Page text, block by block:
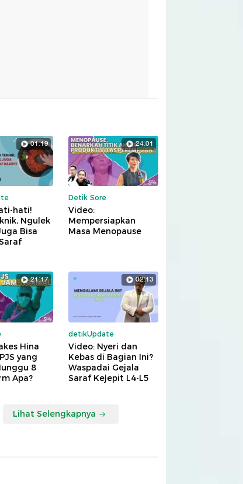
01:19
hati!
Ngulek
Bisa
24:01
Detik Sore
Video:
Mempersiapkan
Masa Menopause
21:17
Hina
yang
8
Apa?
02:13
detikUpdate
Video: Nyeri dan
Kebas di Bagian Ini?
Waspadai Gejala
Saraf Kejepit L4-L5
Lihat Selengkapnya